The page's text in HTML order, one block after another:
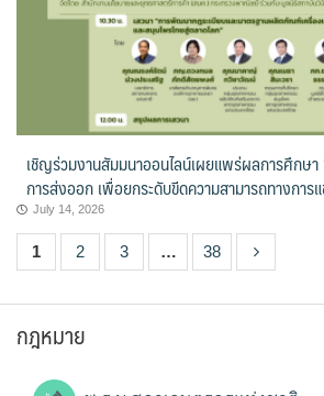
เชิญร่วมงานสัมมนาออนไลน์เผยแพร่ผลการศึกษา
การส่งออก เพื่อยกระดับขีดความสามารถทางการ
โลก” หัวข้อ : อุตสาหกรรมเครื่องเทศและสมุนไพรไทย
July 14, 2026
1 2 3 … 38
กฎหมาย